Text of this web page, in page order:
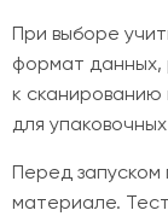
При выборе
формат данных,
к сканированию
для
Перед
материале.